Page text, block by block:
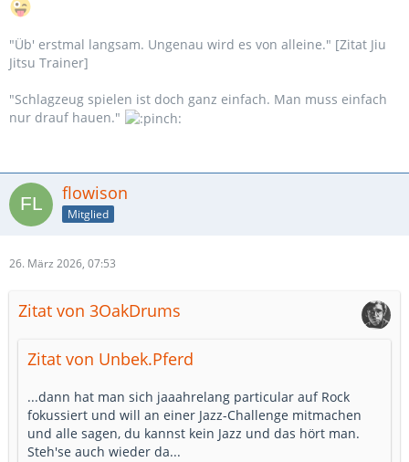
"Üb' erstmal langsam. Ungenau wird es von alleine." [Zitat Jiu
Jitsu Trainer]
"Schlagzeug spielen ist doch ganz einfach. Man muss einfach
nur drauf hauen."
flowison
Mitglied
26. März 2026, 07:53
Zitat von 3OakDrums
Zitat von Unbek.Pferd
...dann hat man sich jaaahrelang particular auf Rock
fokussiert und will an einer Jazz-Challenge mitmachen
und alle sagen, du kannst kein Jazz und das hört man.
Steh'se auch wieder da...